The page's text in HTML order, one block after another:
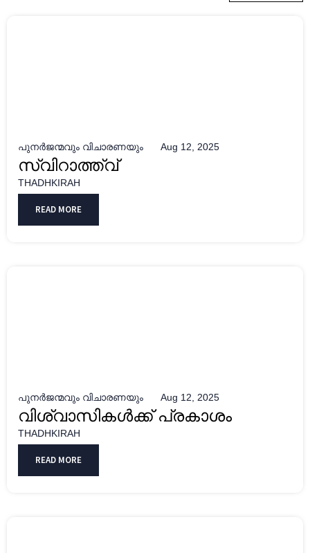
പുനർജന്മവും വിചാരണയും Aug 12, 2025
സ്വിറാത്ത്വ്
THADHKIRAH
READ MORE
പുനർജന്മവും വിചാരണയും Aug 12, 2025
വിശ്വാസികൾക്ക് പ്രകാശം
THADHKIRAH
READ MORE